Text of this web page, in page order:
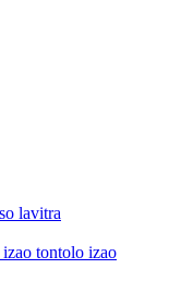
lavitra
izao tontolo izao